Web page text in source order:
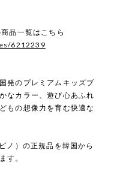
品一覧はこちら
6212239
発のプレミアムキッズブ
なカラー、遊び心あふれ
もの想像力を育む快適な
ノ）の正規品を韓国から
す。